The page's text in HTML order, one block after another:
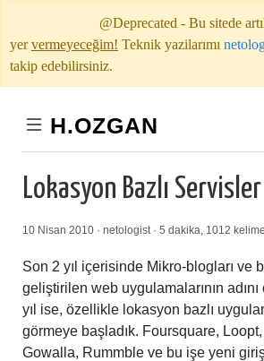
@Deprecated - Bu sitede
yervermeyeceğim! Teknik yazilarımı
takip edebilirsiniz.
H.OZGAN
Lokasyon Bazlı
10 Nisan 2010 · netologist · 5 dakika, 1012 kelime
Son 2 yıl içerisinde Mikro-blogları ve
geliştirilen web uygulamalarının
yıl ise, özellikle lokasyon bazlı
görmeye başladık. Foursquare,
Gowalla, Rummble ve bu işe yeni